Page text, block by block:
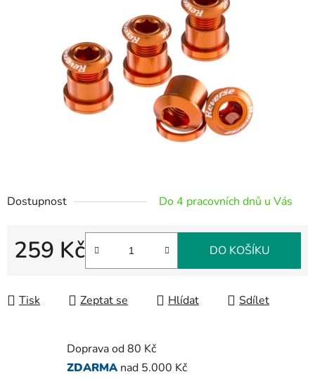
Dostupnost Do 4 pracovních dnů u Vás
259 Kč DO KOŠÍKU
Tisk Zeptat se Hlídat Sdílet
Doprava od 80 Kč
ZDARMA nad 5.000 Kč